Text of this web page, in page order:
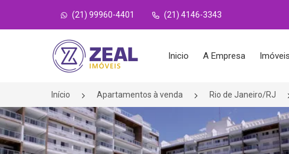
(21) 99960-4401 (21) 4146-3343
Página inicial
Inicio A Empresa
Início Apartamentos à venda Rio de Janeiro/RJ